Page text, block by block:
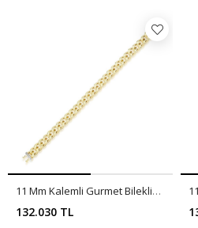
11 Mm Kalemli Gurmet Bileklik CA0062
132.030 TL